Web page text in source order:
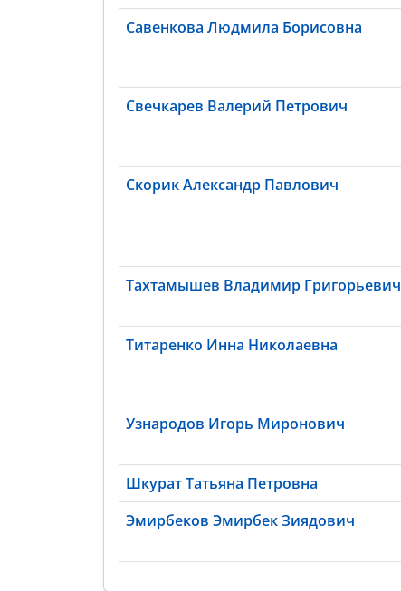
Савенкова Людмила Борисовна
Свечкарев Валерий Петрович
Скорик Александр Павлович
Тахтамышев Владимир Григорьевич
Титаренко Инна Николаевна
Узнародов Игорь Миронович
Шкурат Татьяна Петровна
Эмирбеков Эмирбек Зиядович